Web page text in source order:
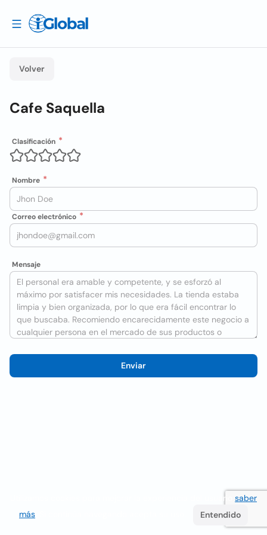
Volver
Cafe Saquella
Clasificación
Nombre
Correo electrónico
Mensaje
Enviar
Utilizamos cookies para mejorar la experiencia del usuario saber
más
Entendido